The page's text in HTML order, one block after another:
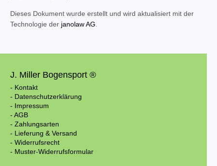
Dieses Dokument wurde erstellt und wird aktualisiert mit der
Technologie der janolaw AG
J. Miller Bogensport ®
- Kontakt
- Datenschutzerklärung
- Impressum
- AGB
- Zahlungsarten
- Lieferung & Versand
- Widerrufsrecht
- Muster-Widerrufsformular